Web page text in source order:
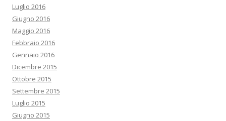
Luglio 2016
Giugno 2016
Maggio 2016
Febbraio 2016
Gennaio 2016
Dicembre 2015
Ottobre 2015
Settembre 2015
Luglio 2015
Giugno 2015